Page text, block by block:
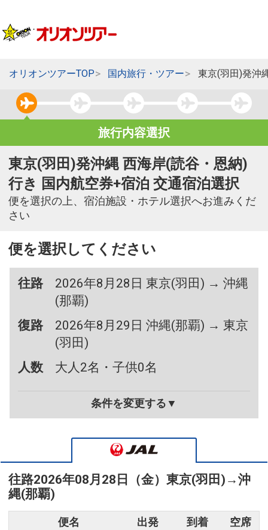
オリオンツアーTOP 国内旅行・ツアー 東京(羽田)発沖
旅行内容選択
東京(羽田)発沖縄 西海岸(読谷・恩納)
行き 国内航空券+宿泊 交通宿泊選択
便を選択の上、宿泊施設・ホテル選択へお進みくだ
さい
便を選択してください
往路
2026年8月28日 東京(羽田) → 沖縄
(那覇)
復路
2026年8月29日 沖縄(那覇) → 東京
(羽田)
人数
大人2名・子供0名
条件を変更する▼
往路2026年08月28日（金） 東京(羽田) →沖
縄(那覇)
便名 出発 到着 空席